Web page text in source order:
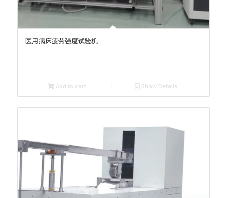
医用病床疲劳强度试验机
Add to cart Show Details